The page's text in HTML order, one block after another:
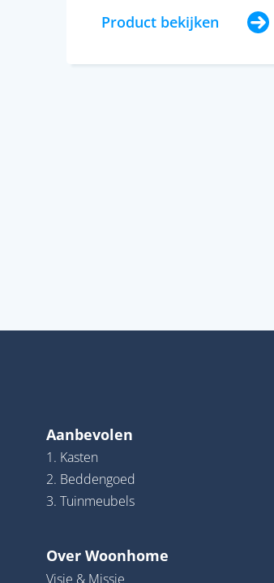
Product bekijken
Aanbevolen
1. Kasten
2. Beddengoed
3. Tuinmeubels
Over Woonhome
Visie & Missie